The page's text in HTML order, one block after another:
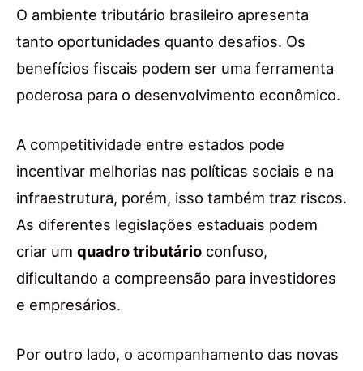
O ambiente tributário brasileiro apresenta
tanto oportunidades quanto desafios. Os
benefícios fiscais podem ser uma ferramenta
poderosa para o desenvolvimento econômico.
A competitividade entre estados pode
incentivar melhorias nas políticas sociais e na
infraestrutura, porém, isso também traz riscos.
As diferentes legislações estaduais podem
criar um quadro tributário confuso,
dificultando a compreensão para investidores
e empresários.
Por outro lado, o acompanhamento das novas